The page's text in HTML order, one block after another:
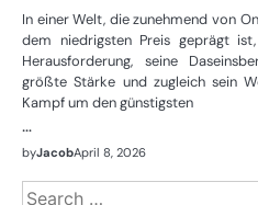
In einer Welt, die zunehmend von
dem niedrigsten Preis geprägt
Herausforderung, seine
größte Stärke und zugleich sein
Kampf um den günstigsten
…
byJacobApril 8, 2026
Search